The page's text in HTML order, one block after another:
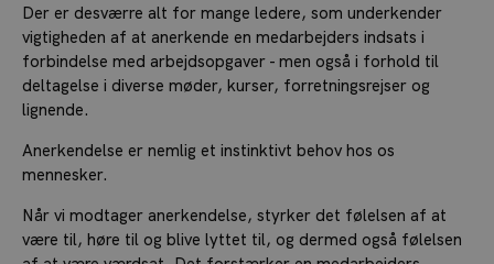
Der er desværre alt for mange ledere, som underkender
vigtigheden af at anerkende en medarbejders indsats i
forbindelse med arbejdsopgaver - men også i forhold til
deltagelse i diverse møder, kurser, forretningsrejser og
lignende.
Anerkendelse er nemlig et instinktivt behov hos os
mennesker.
Når vi modtager anerkendelse, styrker det følelsen af at
være til, høre til og blive lyttet til, og dermed også følelsen